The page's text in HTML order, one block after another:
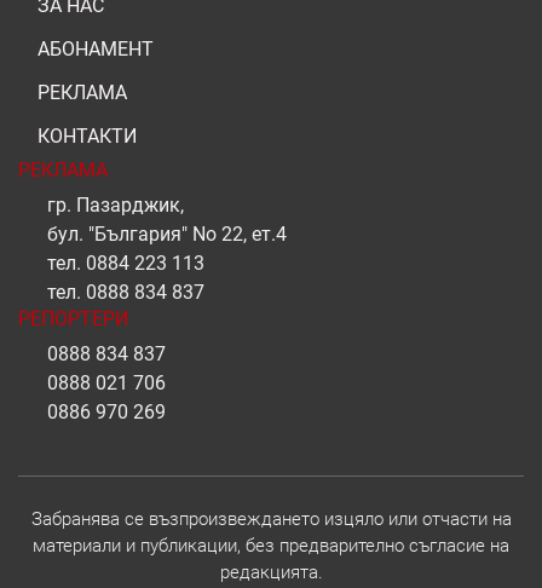
ЗА НАС
АБОНАМЕНТ
РЕКЛАМА
КОНТАКТИ
РЕКЛАМА
гр. Пазарджик,
бул. "България" No 22, ет.4
тел. 0884 223 113
тел. 0888 834 837
РЕПОРТЕРИ
0888 834 837
0888 021 706
0886 970 269
Забранява се възпроизвеждането изцяло или отчасти на
материали и публикации, без предварително съгласие на
редакцията.